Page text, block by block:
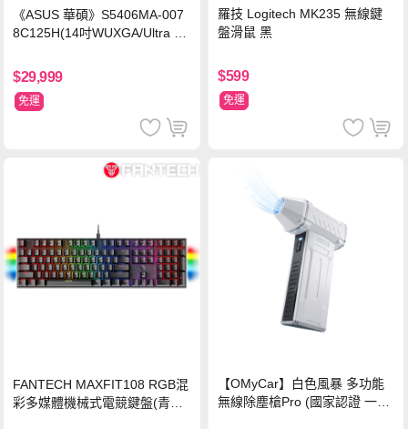
《ASUS 華碩》S5406MA-007
8C125H(14吋WUXGA/Ultra 5
n11/二年保)
$29,999
免運
羅技 Logitech MK235 無線鍵
盤滑鼠 黑
$599
免運
FANTECH MAXFIT108 RGB混
彩多媒體機械式電競鍵盤(青軸)
【OMyCar】白色風暴 多功能
無線除塵槍Pro (國家認證 一年